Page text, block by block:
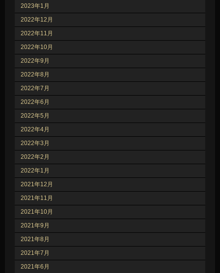
2023年1月
2022年12月
2022年11月
2022年10月
2022年9月
2022年8月
2022年7月
2022年6月
2022年5月
2022年4月
2022年3月
2022年2月
2022年1月
2021年12月
2021年11月
2021年10月
2021年9月
2021年8月
2021年7月
2021年6月